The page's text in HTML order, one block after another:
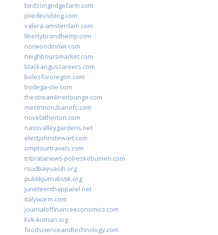
birdsongridgefarm.com
joiedevivblog.com
valera-amsterdam.com
libertybrandhemp.com
norwoodinnwi.com
neighboursmarket.com
blackanguscareers.com
bolesfororegon.com
bodega-ole.com
thestreamlinerlounge.com
mestrinorubanofc.com
novelatherton.com
nassvalleygardens.net
electjohnstewart.com
omptourtravels.com
tribratanews-polreskebumen.com
rsudbayuasih.org
publikjurnalistik.org
juneteenthapparel.net
italywarm.com
journaloffinanceeconomics.com
kvk-kumari.org
foodscienceandtechnology.com